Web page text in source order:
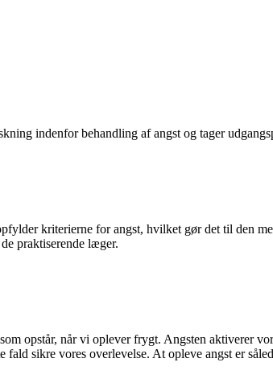
indenfor behandling af angst og tager
kriterierne for angst, hvilket gør det til den
praktiserende læger.
opstår, når vi oplever frygt. Angsten aktiverer
sikre vores overlevelse. At opleve angst er